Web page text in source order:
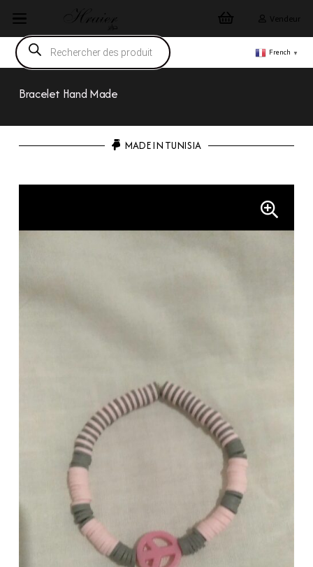
Vendeur
Recherche
de
produits
French ▼
Bracelet Hand Made
MADE IN TUNISIA